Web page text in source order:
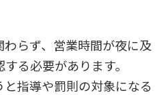
らず、営業時間が夜に及
る必要があります。
指導や罰則の対象になる